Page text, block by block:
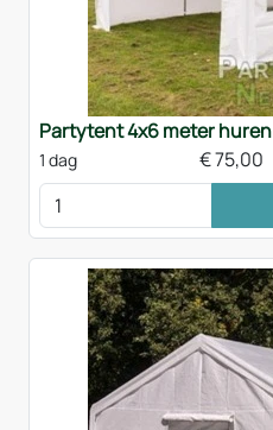
Partytent 4x6 meter huren
1 dag €75,00